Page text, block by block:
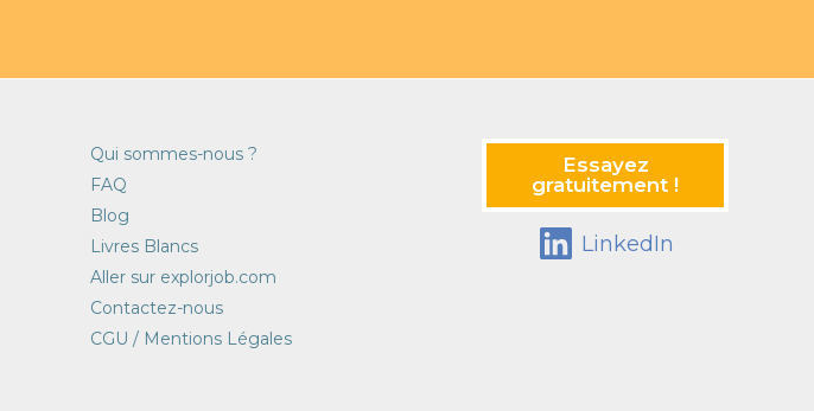
Qui sommes-nous ?
FAQ
Blog
Livres Blancs
Aller sur explorjob.com
Contactez-nous
CGU / Mentions Légales
Essayez
gratuitement !
LinkedIn